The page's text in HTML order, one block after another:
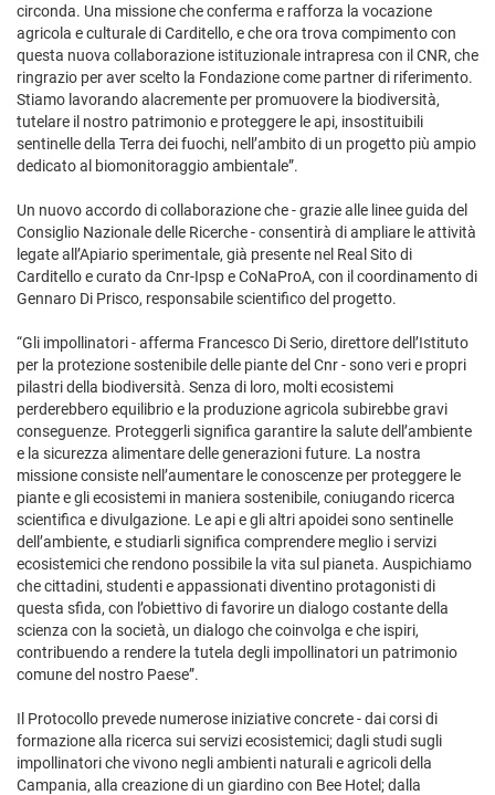
circonda. Una missione che conferma e rafforza la vocazione
agricola e culturale di Carditello, e che ora trova compimento con
questa nuova collaborazione istituzionale intrapresa con il CNR, che
ringrazio per aver scelto la Fondazione come partner di riferimento.
Stiamo lavorando alacremente per promuovere la biodiversità,
tutelare il nostro patrimonio e proteggere le api, insostituibili
sentinelle della Terra dei fuochi, nell’ambito di un progetto più ampio
dedicato al biomonitoraggio ambientale”.
Un nuovo accordo di collaborazione che - grazie alle linee guida del
Consiglio Nazionale delle Ricerche - consentirà di ampliare le attività
legate all’Apiario sperimentale, già presente nel Real Sito di
Carditello e curato da Cnr-Ipsp e CoNaProA, con il coordinamento di
Gennaro Di Prisco, responsabile scientifico del progetto.
“Gli impollinatori - afferma Francesco Di Serio, direttore dell’Istituto
per la protezione sostenibile delle piante del Cnr - sono veri e propri
pilastri della biodiversità. Senza di loro, molti ecosistemi
perderebbero equilibrio e la produzione agricola subirebbe gravi
conseguenze. Proteggerli significa garantire la salute dell’ambiente
e la sicurezza alimentare delle generazioni future. La nostra
missione consiste nell’aumentare le conoscenze per proteggere le
piante e gli ecosistemi in maniera sostenibile, coniugando ricerca
scientifica e divulgazione. Le api e gli altri apoidei sono sentinelle
dell’ambiente, e studiarli significa comprendere meglio i servizi
ecosistemici che rendono possibile la vita sul pianeta. Auspichiamo
che cittadini, studenti e appassionati diventino protagonisti di
questa sfida, con l’obiettivo di favorire un dialogo costante della
scienza con la società, un dialogo che coinvolga e che ispiri,
contribuendo a rendere la tutela degli impollinatori un patrimonio
comune del nostro Paese”.
Il Protocollo prevede numerose iniziative concrete - dai corsi di
formazione alla ricerca sui servizi ecosistemici; dagli studi sugli
impollinatori che vivono negli ambienti naturali e agricoli della
Campania, alla creazione di un giardino con Bee Hotel; dalla